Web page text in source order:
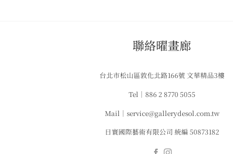
​聯絡曜畫廊
台北市松山區敦化北路166號 文華精品3樓
Tel｜886 2 8770 5055
Mail｜service@gallerydesol.com.tw
日寰國際藝術有限公司 統編 50873182